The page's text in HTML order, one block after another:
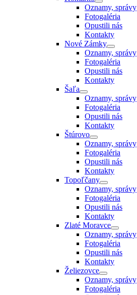
Oznamy, správy
Fotogaléria
Opustili nás
Kontakty
Nové Zámky
Oznamy, správy
Fotogaléria
Opustili nás
Kontakty
Šaľa
Oznamy, správy
Fotogaléria
Opustili nás
Kontakty
Štúrovo
Oznamy, správy
Fotogaléria
Opustili nás
Kontakty
Topoľčany
Oznamy, správy
Fotogaléria
Opustili nás
Kontakty
Zlaté Moravce
Oznamy, správy
Fotogaléria
Opustili nás
Kontakty
Želiezovce
Oznamy, správy
Fotogaléria